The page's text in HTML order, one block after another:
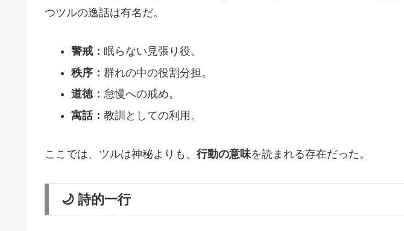
つツルの逸話は有名だ。
警戒： 眠らない見張り役。
秩序： 群れの中の役割分担。
道徳： 怠慢への戒め。
寓話： 教訓としての利用。
ここでは、ツルは神秘よりも、 行動の意味を読まれる存在だった。
🌙 詩的一行